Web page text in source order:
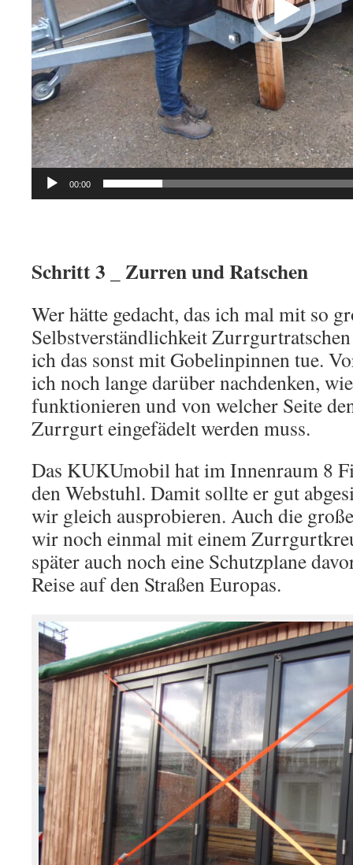
00:00
Schritt 3 _ Zurren und Ratschen
Wer hätte gedacht, das ich mal mit so
Selbstverständlichkeit
ich das sonst mit Gobelinpinnen tue.
ich noch lange darüber nachdenken,
funktionieren und von welcher Seite
Zurrgurt eingefädelt werden muss.
Das KUKUmobil hat im Innenraum 8
den Webstuhl. Damit sollte er gut
wir gleich ausprobieren. Auch die
wir noch einmal mit einem
später auch noch eine Schutzplane
Reise auf den Straßen Europas.